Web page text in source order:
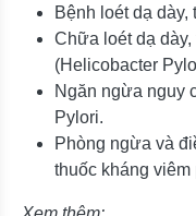
Bệnh loét dạ dày,
Chữa loét dạ
(Helicobacter
Ngăn ngừa nguy
Pylori.
Phòng ngừa và
thuốc kháng viêm